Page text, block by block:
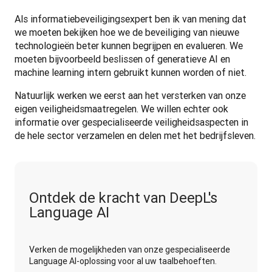
Als informatiebeveiligingsexpert ben ik van mening dat
we moeten bekijken hoe we de beveiliging van nieuwe
technologieën beter kunnen begrijpen en evalueren. We
moeten bijvoorbeeld beslissen of generatieve AI en
machine learning intern gebruikt kunnen worden of niet.
Natuurlijk werken we eerst aan het versterken van onze
eigen veiligheidsmaatregelen. We willen echter ook
informatie over gespecialiseerde veiligheidsaspecten in
de hele sector verzamelen en delen met het bedrijfsleven.
Ontdek de kracht van DeepL's
Language AI
Verken de mogelijkheden van onze gespecialiseerde
Language AI-oplossing voor al uw taalbehoeften.